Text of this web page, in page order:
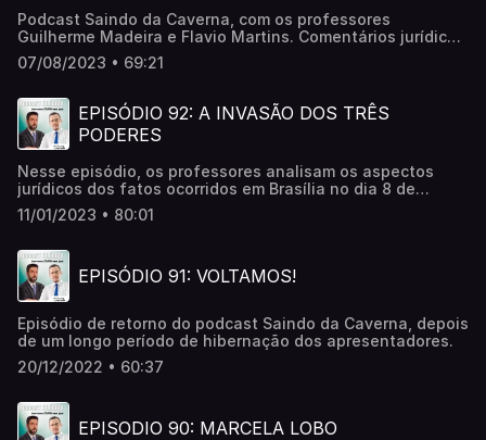
Podcast Saindo da Caverna, com os professores
Guilherme Madeira e Flavio Martins. Comentários jurídicos
aos fatos do semestre.
07/08/2023 • 69:21
EPISÓDIO 92: A INVASÃO DOS TRÊS
PODERES
Nesse episódio, os professores analisam os aspectos
jurídicos dos fatos ocorridos em Brasília no dia 8 de
janeiro de 2023.
11/01/2023 • 80:01
EPISÓDIO 91: VOLTAMOS!
Episódio de retorno do podcast Saindo da Caverna, depois
de um longo período de hibernação dos apresentadores.
20/12/2022 • 60:37
EPISODIO 90: MARCELA LOBO